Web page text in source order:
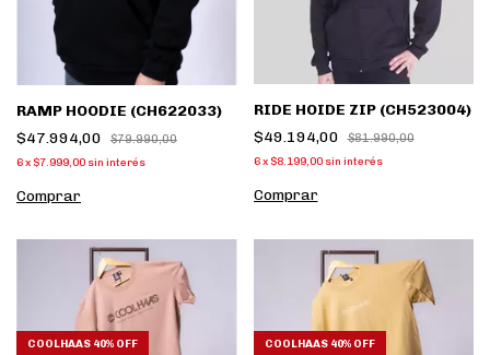
RAMP HOODIE (CH622033)
$47.994,00
$79.990,00
6x $7.999,00 sin interés
Comprar
RIDE HOIDE ZIP (CH523004)
$49.194,00
$81.990,00
6 x $8.199,00 sin interés
Comprar
COOLHAAS 40% OFF COOLHAAS 40% OFF